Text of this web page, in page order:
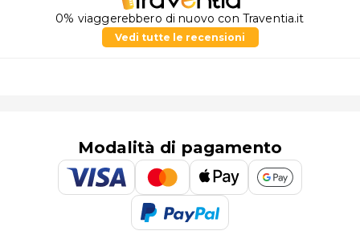
0% viaggerebbero di nuovo con Traventia.it
Vedi tutte le recensioni
Modalità di pagamento